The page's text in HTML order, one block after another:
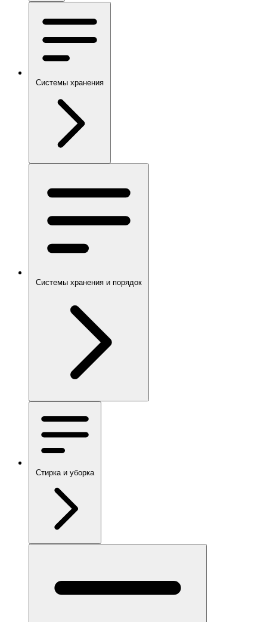
Системы хранения
Системы хранения и порядок
Стирка и уборка